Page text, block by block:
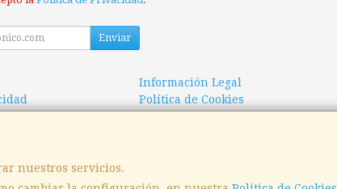
nuestros servicios.
Enviar
Información Legal
Política de Cookies